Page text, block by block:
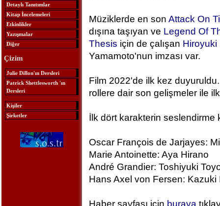
Detaylı Tanıtımlar
Kitap İncelemeleri
Etkinlikler
Yazışmalar
Diğer
Çizim
Julie Dillon'ın Dersleri
Patrick Shettlesworth 'ın
Dersleri
Kişiler
Şirketler
Müziklerde en son Attack On
dışına taşıyan ve Legend Of
Thesis için de çalışan Hiroyuki
Yamamoto'nun imzası var.
Film 2022'de ilk kez
rollere dair son gelişmeler ile ilk
İlk dört karakterin seslendirme
Oscar François de Jarjayes:
Marie Antoinette: Aya Hirano
André Grandier: Toshiyuki
Hans Axel von Fersen: Kazuki
Haber sayfası için buraya